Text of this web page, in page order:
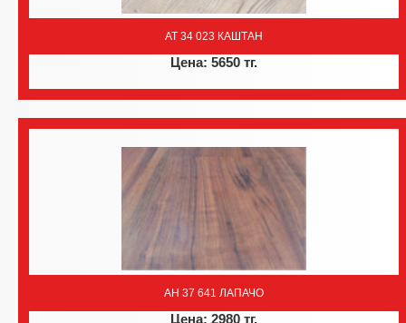
AT 34 023 КАШТАН
Цена: 5650 тг.
AH 37 641 ЛАПАЧО
Цена: 2980 тг.